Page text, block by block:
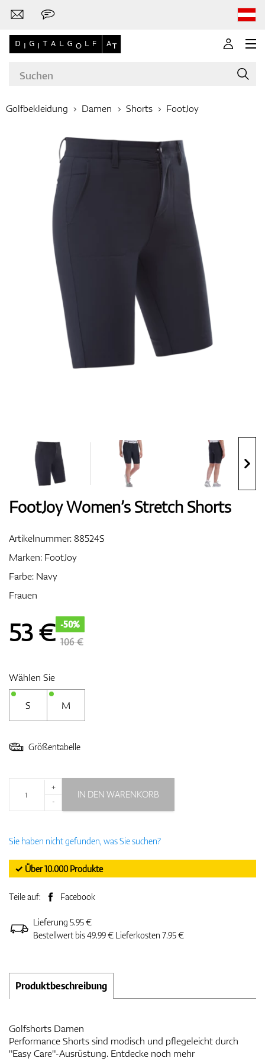
Handschuhe
Bags
Entfernungsmesser & GPS
Golfbekleidung Damen Shorts FootJoy
FootJoy Women’s Stretch Shorts
Artikelnummer:88524S
Marken: FootJoy
Farbe: Navy
Frauen
53€ -50%
106 €
Wählen Sie
S M
Größentabelle
+
-
IN DEN WARENKORB
Sie haben nicht gefunden, was Sie suchen?
✓ Über 10.000 Produkte
Teile auf: Facebook
Lieferung 5.95 €
Bestellwert bis 49.99 € Lieferkosten 7.95 €
Produktbeschreibung
Golfshorts Damen
Performance Shorts sind modisch und pflegeleicht durch
"Easy Care"-Ausrüstung. Entdecke noch mehr